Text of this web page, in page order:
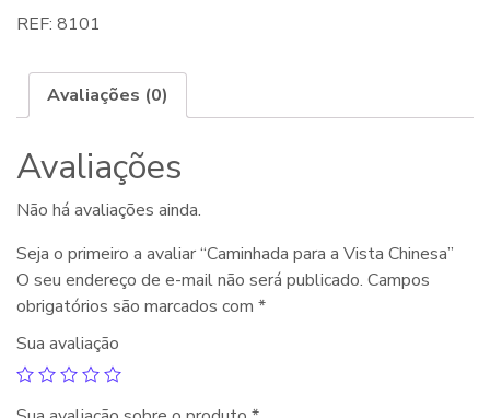
REF: 8101
Avaliações (0)
Avaliações
Não há avaliações ainda.
Seja o primeiro a avaliar “Caminhada para a Vista Chinesa”
O seu endereço de e-mail não será publicado. Campos
obrigatórios são marcados com *
Sua avaliação